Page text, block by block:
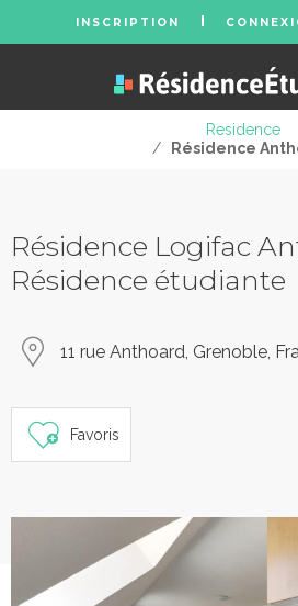
INSCRIPTION
Residence
/
Résidence
Résidence Logifac
Résidence étudiante
11 rue Anthoard, Grenoble,
Favoris